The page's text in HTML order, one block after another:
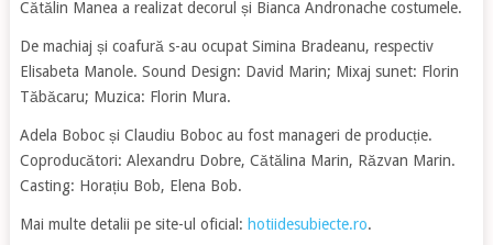
Cătălin Manea a realizat decorul și Bianca Andronache costumele.
De machiaj și coafură s-au ocupat Simina Bradeanu, respectiv
Elisabeta Manole. Sound Design: David Marin; Mixaj sunet: Florin
Tăbăcaru; Muzica: Florin Mura.
Adela Boboc și Claudiu Boboc au fost manageri de producție.
Coproducători: Alexandru Dobre, Cătălina Marin, Răzvan Marin.
Casting: Horațiu Bob, Elena Bob.
Mai multe detalii pe site-ul oficial: hotiidesubiecte.ro.